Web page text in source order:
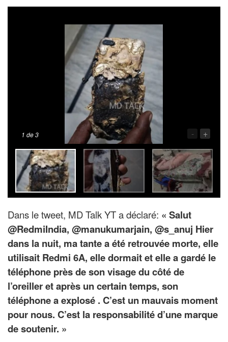
1 de 3 - +
Dans le tweet, MD Talk YT a déclaré: « Salut
@RedmiIndia, @manukumarjain, @s_anuj Hier
dans la nuit, ma tante a été retrouvée morte, elle
utilisait Redmi 6A, elle dormait et elle a gardé le
téléphone près de son visage du côté de
l’oreiller et après un certain temps, son
téléphone a explosé . C’est un mauvais moment
pour nous. C’est la responsabilité d’une marque
de soutenir. »